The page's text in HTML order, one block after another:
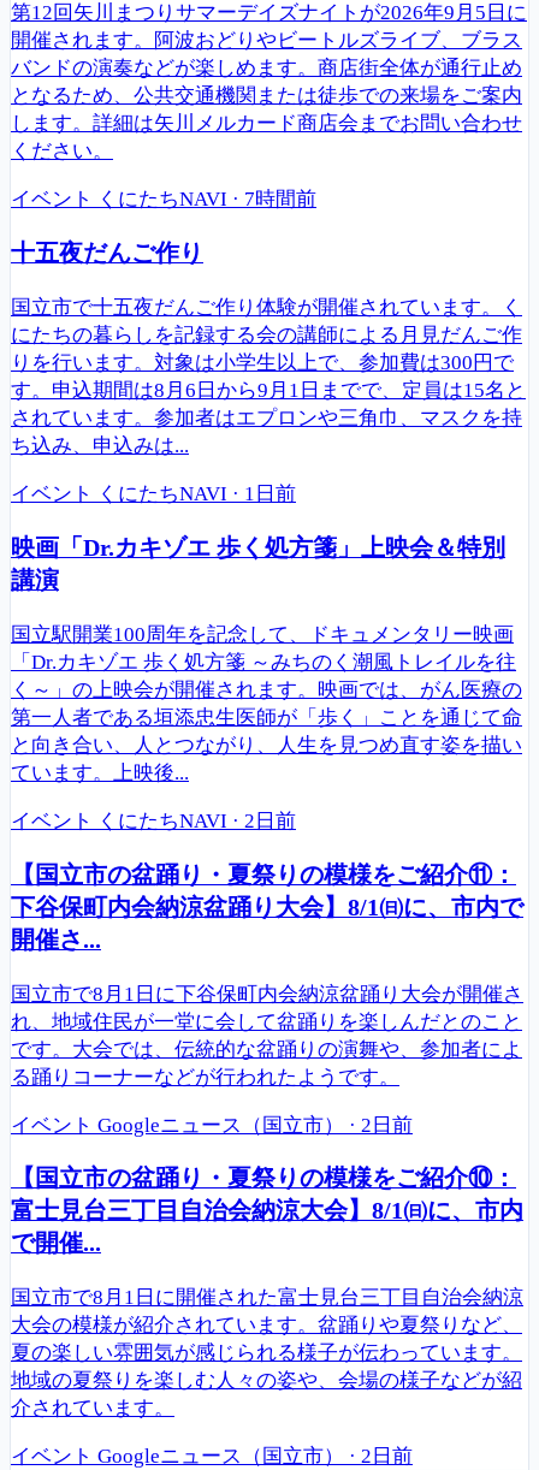
第12回矢川まつりサマーデイズナイトが2026年9月5日に
開催されます。阿波おどりやビートルズライブ、ブラス
バンドの演奏などが楽しめます。商店街全体が通行止め
となるため、公共交通機関または徒歩での来場をご案内
します。詳細は矢川メルカード商店会までお問い合わせ
ください。
イベント くにたちNAVI · 7時間前
十五夜だんご作り
国立市で十五夜だんご作り体験が開催されています。く
にたちの暮らしを記録する会の講師による月見だんご作
りを行います。対象は小学生以上で、参加費は300円で
す。申込期間は8月6日から9月1日までで、定員は15名と
されています。参加者はエプロンや三角巾、マスクを持
ち込み、申込みは...
イベント くにたちNAVI · 1日前
映画「Dr.カキゾエ 歩く処方箋」上映会＆特別
講演
国立駅開業100周年を記念して、ドキュメンタリー映画
「Dr.カキゾエ 歩く処方箋 ～みちのく潮風トレイルを往
く～」の上映会が開催されます。映画では、がん医療の
第一人者である垣添忠生医師が「歩く」ことを通じて命
と向き合い、人とつながり、人生を見つめ直す姿を描い
ています。上映後...
イベント くにたちNAVI · 2日前
【国立市の盆踊り・夏祭りの模様をご紹介⑪：
下谷保町内会納涼盆踊り大会】8/1㈰に、市内で
開催さ...
国立市で8月1日に下谷保町内会納涼盆踊り大会が開催さ
れ、地域住民が一堂に会して盆踊りを楽しんだとのこと
です。大会では、伝統的な盆踊りの演舞や、参加者によ
る踊りコーナーなどが行われたようです。
イベント Googleニュース（国立市） · 2日前
【国立市の盆踊り・夏祭りの模様をご紹介⑩：
富士見台三丁目自治会納涼大会】8/1㈰に、市内
で開催...
国立市で8月1日に開催された富士見台三丁目自治会納涼
大会の模様が紹介されています。盆踊りや夏祭りなど、
夏の楽しい雰囲気が感じられる様子が伝わっています。
地域の夏祭りを楽しむ人々の姿や、会場の様子などが紹
介されています。
イベント Googleニュース（国立市） · 2日前